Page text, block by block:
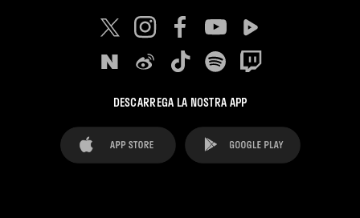
DESCARREGA LA NOSTRA APP